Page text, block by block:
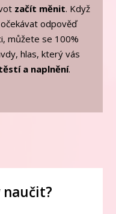
začít měnit. Když
odpověď
můžete se 100%
hlas, který vás
a naplnění.
naučit?